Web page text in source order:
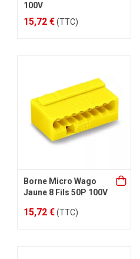
100V
15,72 €(TTC)
Borne Micro Wago
Jaune 8 Fils 50P 100V
15,72 €(TTC)